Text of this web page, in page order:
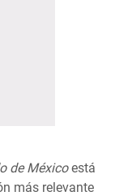
de Méxicoestá
más relevante